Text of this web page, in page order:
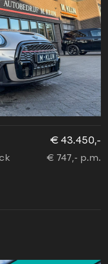
€ 43.450,-
€ 747,- p.m.